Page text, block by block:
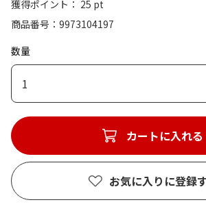
獲得ポイント： 25 pt
商品番号
9973104197
数量
1
カートに入れる
お気に入りに登録